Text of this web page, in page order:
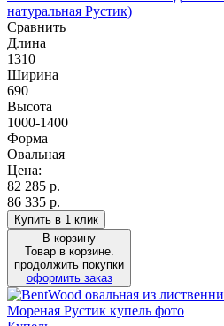
натуральная Рустик)
Сравнить
Длина
1310
Ширина
690
Высота
1000-1400
Форма
Овальная
Цена:
82 285 р.
86 335 р.
Купить в 1 клик
В корзину
Товар в корзине.
продолжить покупки
оформить заказ